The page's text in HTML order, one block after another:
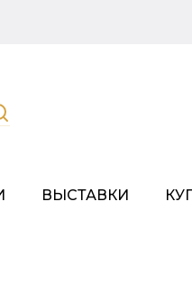
ВЫСТАВКИ